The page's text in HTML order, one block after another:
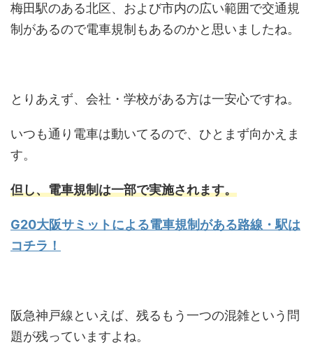
梅田駅のある北区、および市内の広い範囲で交通規
制があるので電車規制もあるのかと思いましたね。
とりあえず、会社・学校がある方は一安心ですね。
いつも通り電車は動いてるので、ひとまず向かえま
す。
但し、電車規制は一部で実施されます。
G20大阪サミットによる電車規制がある路線・駅は
コチラ！
阪急神戸線といえば、残るもう一つの混雑という問
題が残っていますよね。